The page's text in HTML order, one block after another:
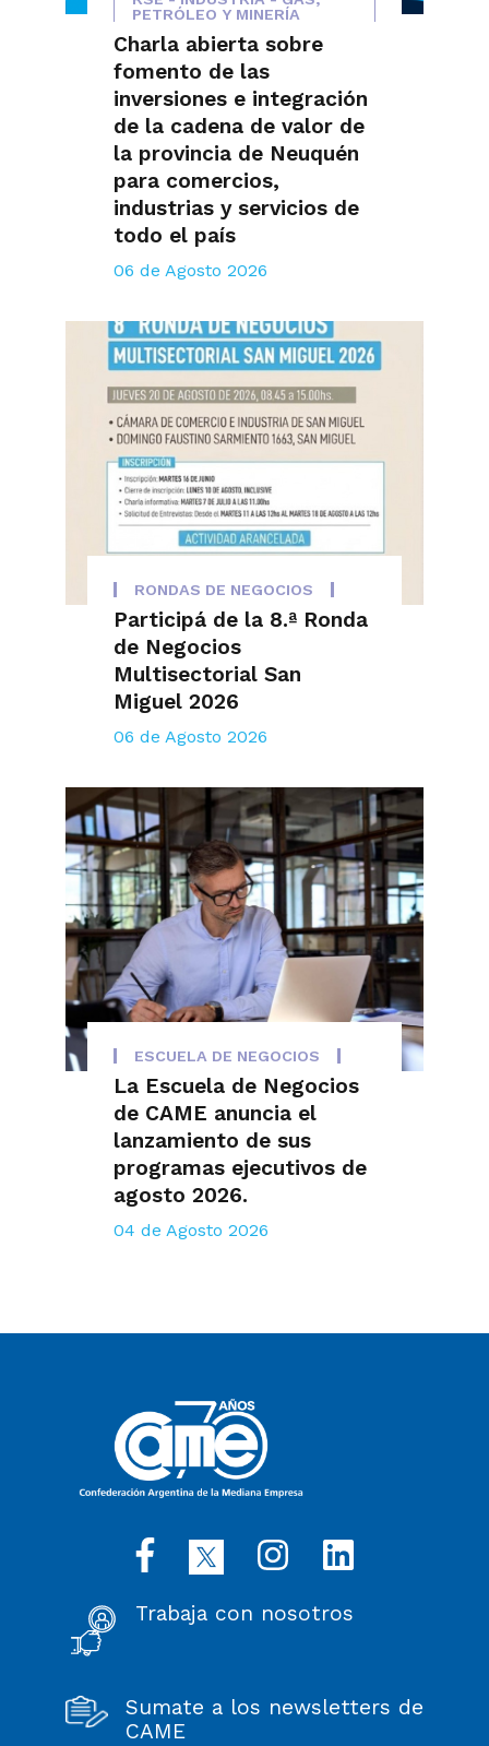
PETRÓLEO Y MINERÍA
Charla abierta sobre
fomento de las
inversiones e integración
de la cadena de valor de
la provincia de Neuquén
para comercios,
industrias y servicios de
todo el país
06 de Agosto 2026
RONDAS DE NEGOCIOS
Participá de la 8.ª Ronda
de Negocios
Multisectorial San
Miguel 2026
06 de Agosto 2026
ESCUELA DE NEGOCIOS
La Escuela de Negocios
de CAME anuncia el
lanzamiento de sus
programas ejecutivos de
agosto 2026.
04 de Agosto 2026
Trabaja con nosotros
Sumate a los newsletters de
CAME